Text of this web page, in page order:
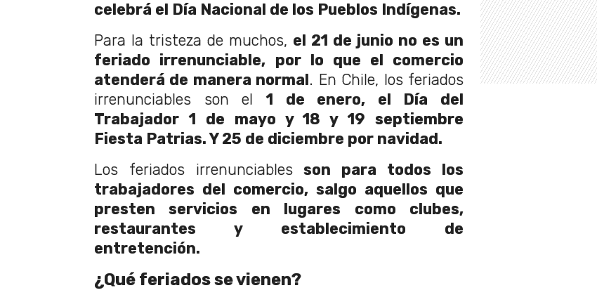
celebrá el Día Nacional de los Pueblos Indígenas.
Para la tristeza de muchos, el 21 de junio no es un
feriado irrenunciable, por lo que el comercio
atenderá de manera normal. En Chile, los feriados
irrenunciables son el1 de enero, el Día del
Trabajador 1 de mayo y 18 y 19 septiembre
Fiesta Patrias. Y 25 de diciembre por navidad.
Los feriados irrenunciables son para todos los
trabajadores del comercio, salgo aquellos que
presten servicios en lugares como clubes,
restaurantes y establecimiento de
entretención.
¿Qué feriados se vienen?